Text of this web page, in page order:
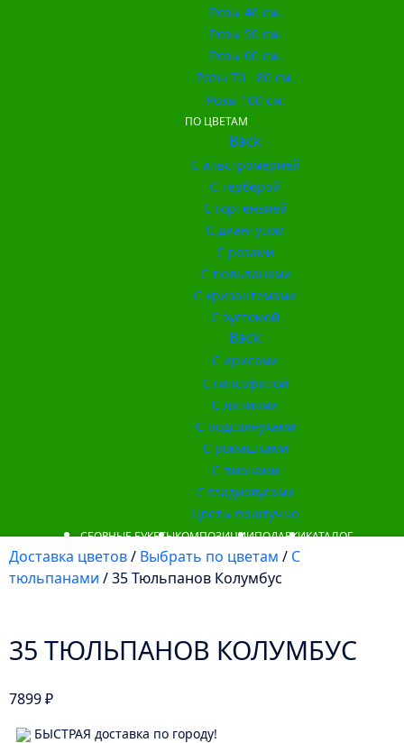
Розы 40 см.
Розы 50 см.
Розы 60 см.
Розы 70 - 80 см.
Розы 100 см.
ПО ЦВЕТАМ
Back
С альстромерией
С герберой
С гортензией
С диантусом
С розами
С тюльпанами
С хризантемами
С эустомой
Back
С ирисами
С гипсофилой
С лилиями
С подсолнухами
С ромашками
С пионами
С гладиолусами
Цветы поштучно
СБОРНЫЕ БУКЕТЫКОМПОЗИЦИИПОДАРКИКАТАЛОГ
Доставка цветов/ Выбрать по цветам / С
тюльпанами / 35 Тюльпанов Колумбус
35 ТЮЛЬПАНОВ КОЛУМБУС
7899₽
БЫСТРАЯ доставка по городу!